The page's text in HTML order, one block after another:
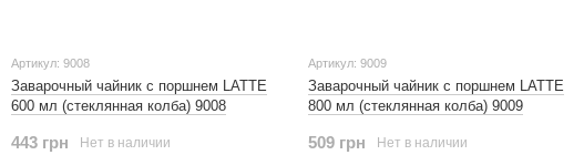
Артикул: 9008
Заварочный чайник с поршнем LATTE
600 мл (стеклянная колба) 9008
443 грн Нет в наличии
Артикул: 9009
Заварочный чайник с поршнем LATTE
800 мл (стеклянная колба) 9009
509 грн Нет в наличии